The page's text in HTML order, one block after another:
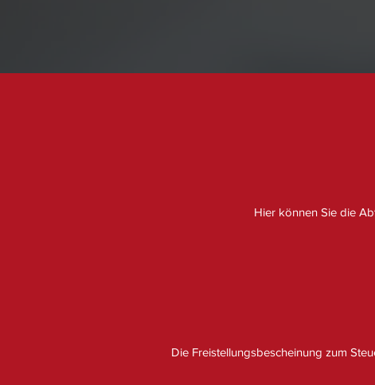
Hier können Sie die
Die Freistellungsbescheinung zum